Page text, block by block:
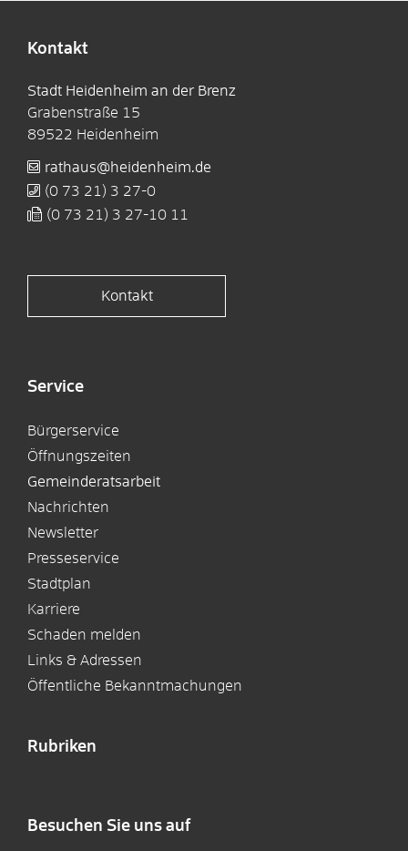
Kontakt
Stadt Heidenheim an der Brenz
Grabenstraße 15
89522 Heidenheim
rathaus@heidenheim.de
(0 73 21) 3 27-0
(0 73 21) 3 27-10 11
Kontakt
Service
Bürgerservice
Öffnungszeiten
Gemeinderatsarbeit
Nachrichten
Newsletter
Presseservice
Stadtplan
Karriere
Schaden melden
Links & Adressen
Öffentliche Bekanntmachungen
Rubriken
Besuchen Sie uns auf